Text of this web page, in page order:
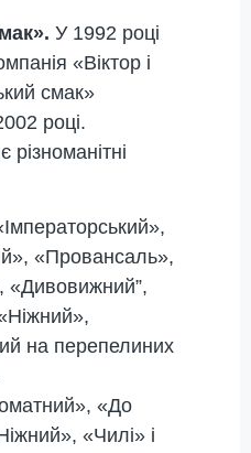
У 1992 році
«Віктор і
смак»
році.
«Провансаль»,
«Дивовижний”,
на перепелиних
«До
«Чилі» і